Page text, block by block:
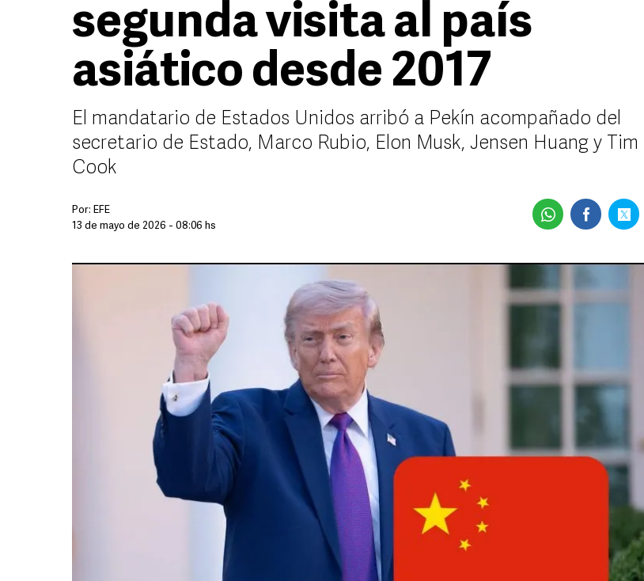
segunda visita al país
asiático desde 2017
El mandatario de Estados Unidos arribó a Pekín acompañado del
secretario de Estado, Marco Rubio, Elon Musk, Jensen Huang y Tim
Cook
Por: EFE
13 de mayo de 2026 - 08:06 hs